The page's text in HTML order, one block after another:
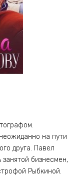
на пути
друга. Павел
бизнесмен,
Рыбкиной.